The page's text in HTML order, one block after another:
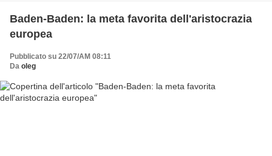
Baden-Baden: la meta favorita dell'aristocrazia
europea
Pubblicato su 22/07/AM 08:11
Da oleg